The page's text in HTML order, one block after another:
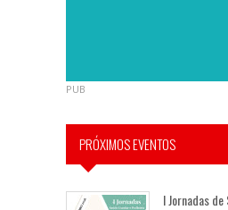
PUB
PRÓXIMOS EVENTOS
I Jornadas